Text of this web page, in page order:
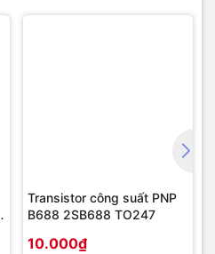
Transistor công suất PNP
B688 2SB688 TO247
10.000₫